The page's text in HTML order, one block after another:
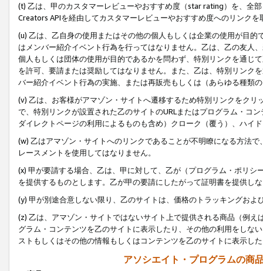
(t) 乙は、甲のカスタマーレビューやおすすめ度（star rating）を、全
Creators APIを経由してカスタマーレビューやおすすめ度へのリンクを
(u) 乙は、乙自身の使用またはその他の個人もしくは企業の使用が目
はメンバー紹介イベント行為を行ってはなりません。乙は、乙の友人
個人もしくは団体の使用が目的であるかを問わず、特別リンクを通じ
を許可、要請または奨励してはなりません。また、乙は、特別リンク
バー紹介イベント行為の実施、または再販売もしくは（あらゆる種類
(v) 乙は、お客様がアマゾン・サイトへ遷移するため特別リンクをク
で、特別リンクが設置された乙のサイトのURLまたはプログラム・コ
ダイレクトページの利用によるものも含め）クローク（覆う）、ハイ
(w) 乙はアマゾン・サイトへのリンクであることが不明瞭になる方法
レースメントを使用してはなりません。
(x) 甲が要請する場合、乙は、甲に対して、乙が（プログラム・ポリ
を提供するものとします。乙が甲の要請にしたがって証明書を提供し
(y) 甲が別途合意しない限り、乙のサイトは、価格のトラッキングお
(z) 乙は、アマゾン・サイトではないサイト上で提供される商品（例
グラム・コンテンツを乙のサイトに表示したり、その他の利用をしな
ストもしくはその他の情報もしくはコンテンツを乙のサイトに表示し
アソシエイト・プログラムの商